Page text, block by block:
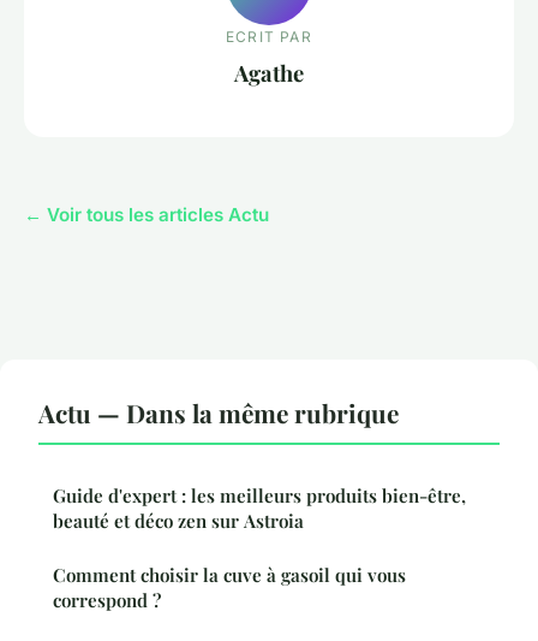
ECRIT PAR
Agathe
← Voir tous les articles Actu
Actu — Dans la même rubrique
Guide d'expert : les meilleurs produits bien-être,
beauté et déco zen sur Astroia
Comment choisir la cuve à gasoil qui vous
correspond ?